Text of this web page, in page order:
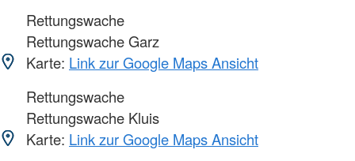
Rettungswache
Rettungswache Garz
Karte: Link zur Google Maps Ansicht
Rettungswache
Rettungswache Kluis
Karte: Link zur Google Maps Ansicht